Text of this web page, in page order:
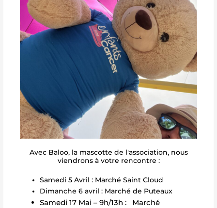
Avec Baloo, la mascotte de l'association, nous
viendrons à votre rencontre :
Samedi 5 Avril : Marché Saint Cloud
Dimanche 6 avril : Marché de Puteaux
Samedi 17 Mai – 9h/13h : Marché